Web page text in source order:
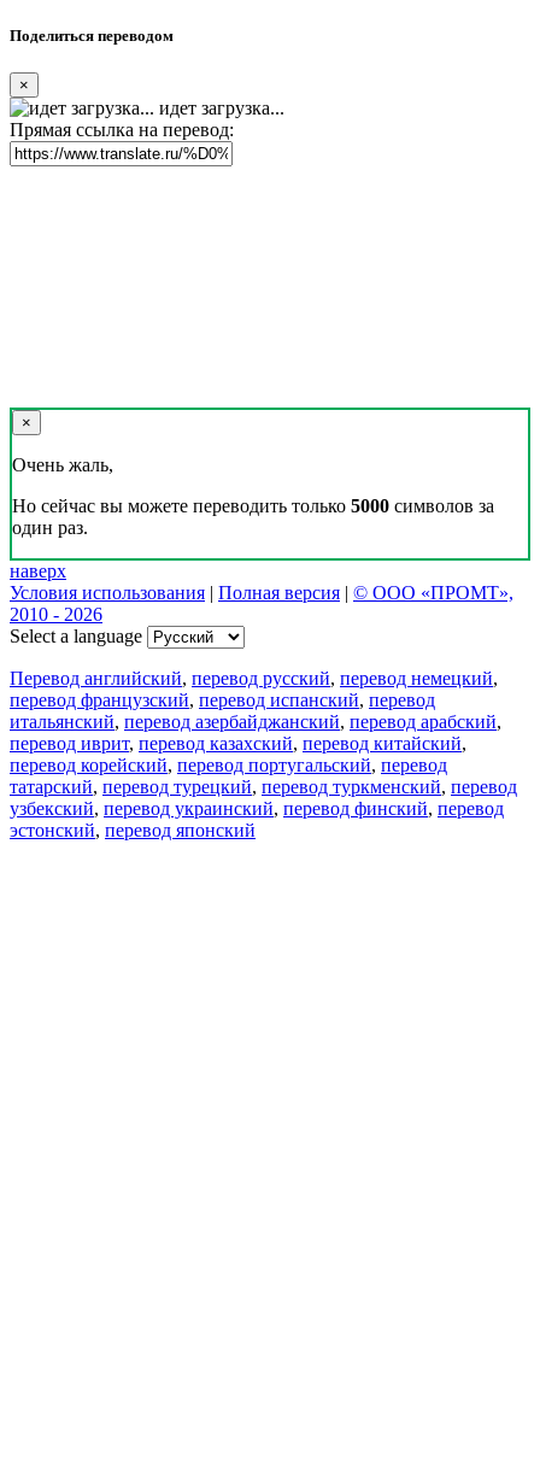
Поделиться переводом
×
идет загрузка...
Прямая ссылка на перевод:
×
Очень жаль,
Но сейчас вы можете переводить только 5000 символов за
один раз.
наверх
Условия использования | Полная версия | © ООО «ПРОМТ»,
2010 - 2026
Select a language
Перевод английский, перевод русский, перевод немецкий,
перевод французский, перевод испанский, перевод
итальянский, перевод азербайджанский, перевод арабский,
перевод иврит, перевод казахский, перевод китайский,
перевод корейский, перевод португальский, перевод
татарский, перевод турецкий, перевод туркменский, перевод
узбекский, перевод украинский, перевод финский, перевод
эстонский, перевод японский